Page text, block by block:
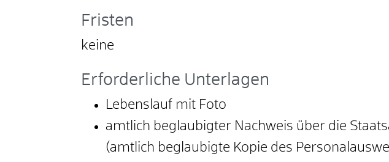
Fristen
keine
Erforderliche Unterlagen
Lebenslauf mit Foto
amtlich beglaubigter Nachweis über die
(amtlich beglaubigte Kopie des